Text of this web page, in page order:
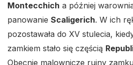
Montecchich a później
panowanie Scaligerich. W ich
pozostawała do XV stulecia,
zamkiem stało się częścią
Obecnie malownicze ruiny